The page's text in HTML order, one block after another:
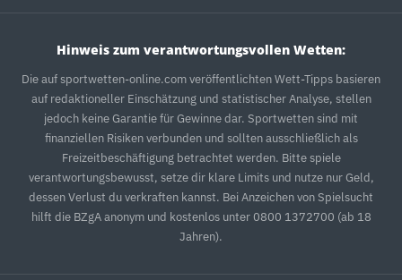
Hinweis zum verantwortungsvollen Wetten:
Die auf sportwetten-online.com veröffentlichten Wett-Tipps basieren
auf redaktioneller Einschätzung und statistischer Analyse, stellen
jedoch keine Garantie für Gewinne dar. Sportwetten sind mit
finanziellen Risiken verbunden und sollten ausschließlich als
Freizeitbeschäftigung betrachtet werden. Bitte spiele
verantwortungsbewusst, setze dir klare Limits und nutze nur Geld,
dessen Verlust du verkraften kannst. Bei Anzeichen von Spielsucht
hilft die BZgA anonym und kostenlos unter 0800 1372700 (ab 18
Jahren).